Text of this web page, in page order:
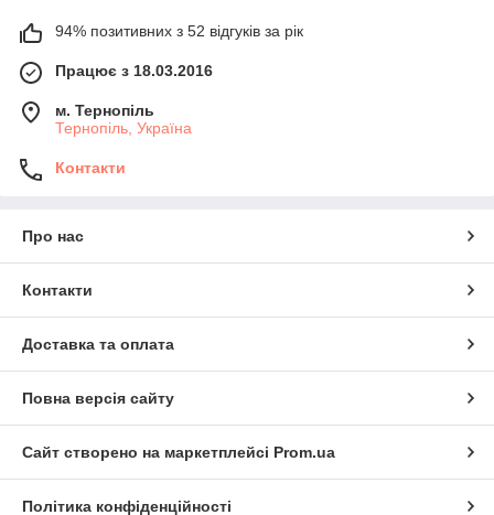
94% позитивних з 52 відгуків за рік
Працює з 18.03.2016
м. Тернопіль
Тернопіль, Україна
Контакти
Про нас
Контакти
Доставка та оплата
Повна версія сайту
Сайт створено на маркетплейсі Prom.ua
Політика конфіденційності